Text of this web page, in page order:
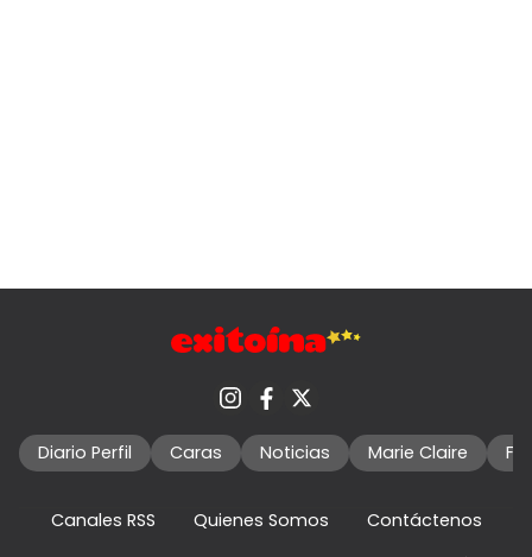
Diario Perfil Caras Noticias Marie Claire
Canales RSS Quienes Somos
Contáctenos